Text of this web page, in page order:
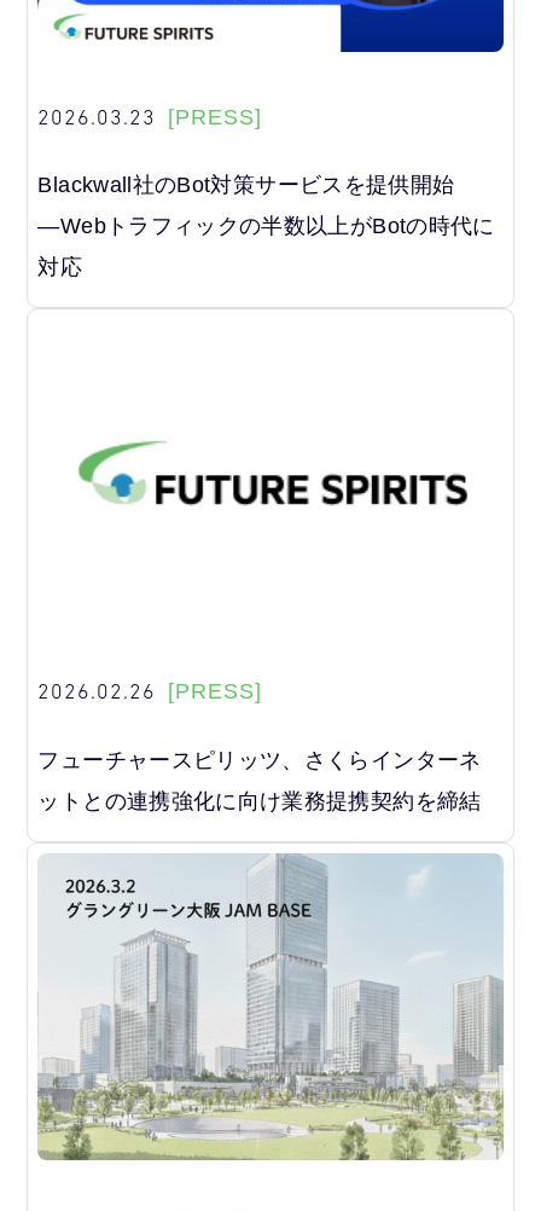
2026.03.23 [PRESS]
Blackwall社のBot対策サービスを提供開始
―Webトラフィックの半数以上がBotの時代に
対応
2026.02.26 [PRESS]
フューチャースピリッツ、さくらインターネ
ットとの連携強化に向け業務提携契約を締結